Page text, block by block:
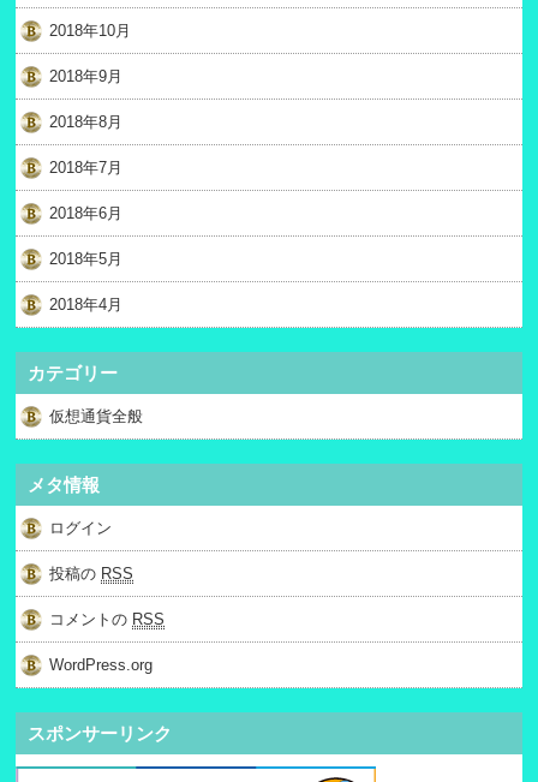
2018年10月
2018年9月
2018年8月
2018年7月
2018年6月
2018年5月
2018年4月
カテゴリー
仮想通貨全般
メタ情報
ログイン
投稿の RSS
コメントの RSS
WordPress.org
スポンサーリンク